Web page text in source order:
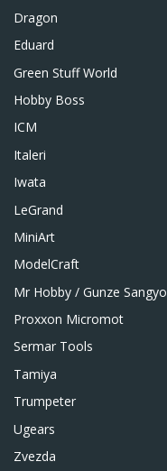
Dragon
Eduard
Green Stuff World
Hobby Boss
ICM
Italeri
Iwata
LeGrand
MiniArt
ModelCraft
Mr Hobby / Gunze Sangyo
Proxxon Micromot
Sermar Tools
Tamiya
Trumpeter
Ugears
Zvezda